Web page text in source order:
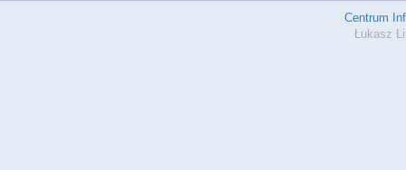
Centrum
Łukasz